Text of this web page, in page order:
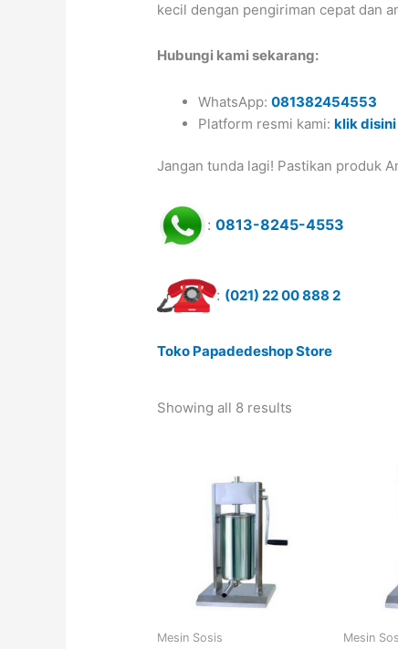
kecil dengan pengiriman cepat dan
Hubungi kami sekarang:
WhatsApp:081382454553
Platform resmi kami:klik disini
Jangan tunda lagi! Pastikan produk
:0813-8245-4553
: (021) 22 00 888 2
Toko Papadedeshop Store
Showing all 8 results
Mesin Sosis Mesin